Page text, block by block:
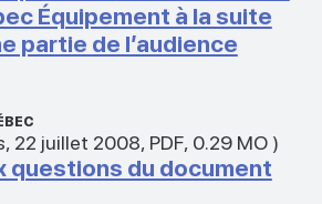
Équipement à la suite
partie de l’audience
, 22 juillet 2008, PDF, 0.29 MO)
questions du document